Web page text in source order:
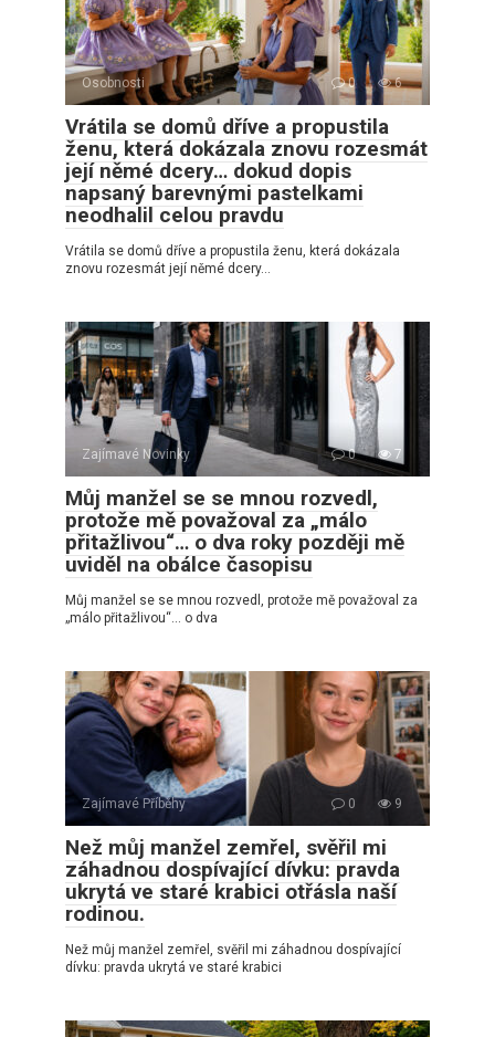
Osobnosti 0 6
Vrátila se domů dříve a propustila
ženu, která dokázala znovu rozesmát
její němé dcery… dokud dopis
napsaný barevnými pastelkami
neodhalil celou pravdu
Vrátila se domů dříve a propustila ženu, která dokázala
znovu rozesmát její němé dcery…
Zajímavé Novinky 0 7
Můj manžel se se mnou rozvedl,
protože mě považoval za „málo
přitažlivou“… o dva roky později mě
uviděl na obálce časopisu
Můj manžel se se mnou rozvedl, protože mě považoval za
„málo přitažlivou“… o dva
Zajímavé Příběhy 0 9
Než můj manžel zemřel, svěřil mi
záhadnou dospívající dívku: pravda
ukrytá ve staré krabici otřásla naší
rodinou.
Než můj manžel zemřel, svěřil mi záhadnou dospívající
dívku: pravda ukrytá ve staré krabici